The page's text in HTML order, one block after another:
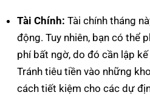
Tài Chính: Tài chính tháng
động. Tuy nhiên, bạn có thể
phí bất ngờ, do đó cần lập
Tránh tiêu tiền vào những
cách tiết kiệm cho các dự